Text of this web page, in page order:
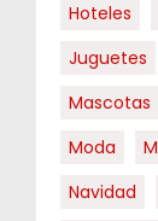
Hoteles
Juguetes
Mascotas
Moda
Navidad